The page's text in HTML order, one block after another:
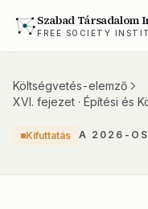
Szabad Társadalom
FREE SOCIETY
Költségvetés-elemző
XVI. fejezet · Építési és
Kifuttatás A 2026-OS